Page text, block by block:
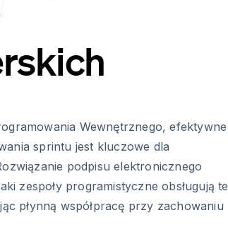
Wewnętrznego, efektywne
sprintu jest kluczowe dla
podpisu elektronicznego
zespoły programistyczne obsługują te
płynną współpracę przy zachowaniu